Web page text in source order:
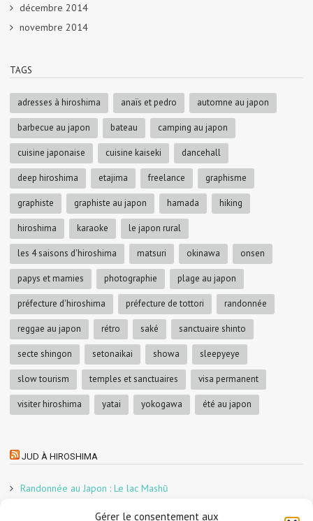
Gérer le consentement aux
décembre 2014
novembre 2014
TAGS
adresses à hiroshima anaïs et pedro automne au japon
barbecue au japon bateau camping au japon
cuisine japonaise cuisine kaiseki dancehall
deep hiroshima etajima freelance graphisme
graphiste graphiste au japon hamada hiking
hiroshima karaoke le japon rural
les 4 saisons d'hiroshima matsuri okinawa onsen
papys et mamies photographie plage au japon
préfecture d'hiroshima préfecture de tottori randonnée
reggae au japon rétro saké sanctuaire shinto
secte shingon setonaikai showa sleepyeye
slow tourism temples et sanctuaires visa permanent
visiter hiroshima yatai yokogawa été au japon
JUD À HIROSHIMA
Randonnée au Japon : Le lac Mashū